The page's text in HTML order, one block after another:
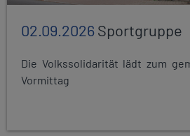
02.09.2026Sportgruppe
Die Volkssolidarität lädt zum
Vormittag